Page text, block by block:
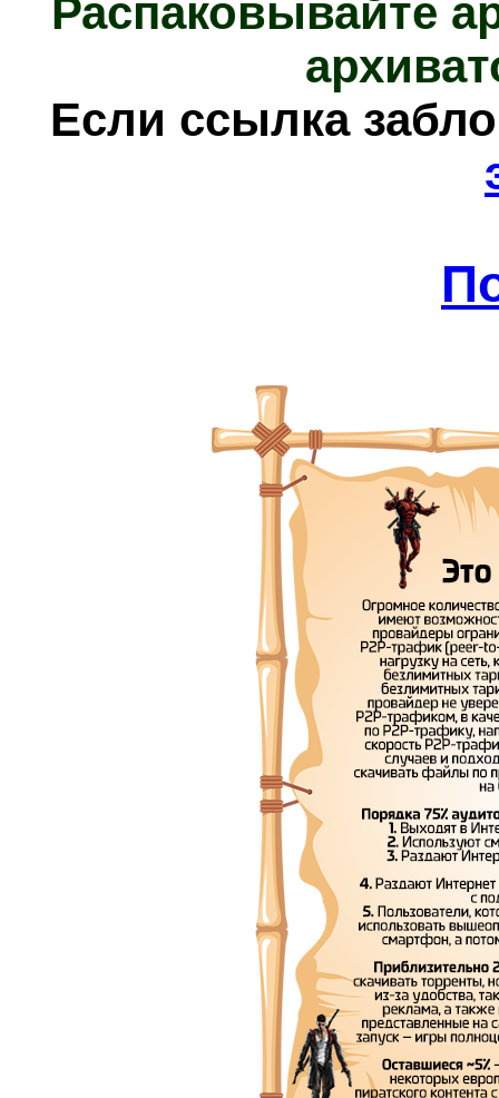
Распаковывайте
Если ссылка